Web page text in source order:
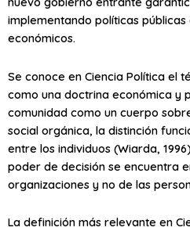
implementando políticas
económicos.
Se conoce en Ciencia Política el
como una doctrina económica y
comunidad como un cuerpo
social orgánica, la distinción
entre los individuos (Wiarda,
poder de decisión se encuentra
organizaciones y no de las
La definición más relevante en